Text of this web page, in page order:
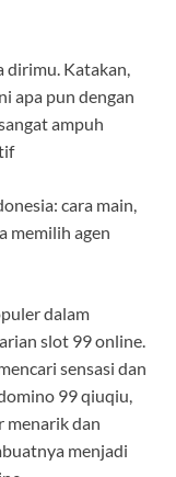
dirimu. Katakan,
apa pun dengan
ampuh
cara main,
memilih agen
dalam
slot 99 online.
sensasi dan
99 qiuqiu,
menarik dan
menjadi